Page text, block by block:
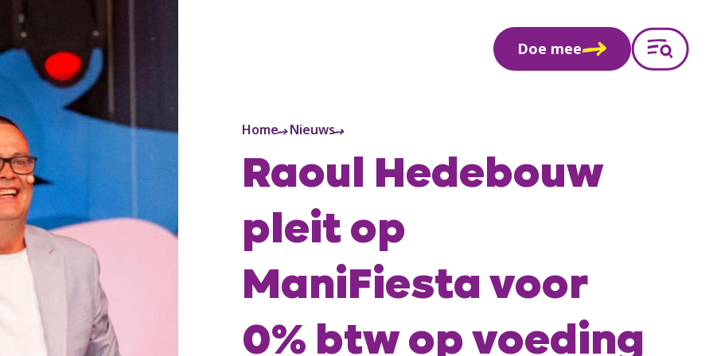
Doe mee
Home Nieuws
Raoul Hedebouw
pleit op
ManiFiesta voor
0% btw op voeding